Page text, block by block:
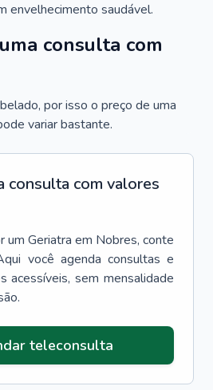
envelhecimento saudável.
consulta com
por isso o preço de uma
variar bastante.
consulta com valores
um Geriatra em Nobres, conte
você agenda consultas e
acessíveis, sem mensalidade
teleconsulta